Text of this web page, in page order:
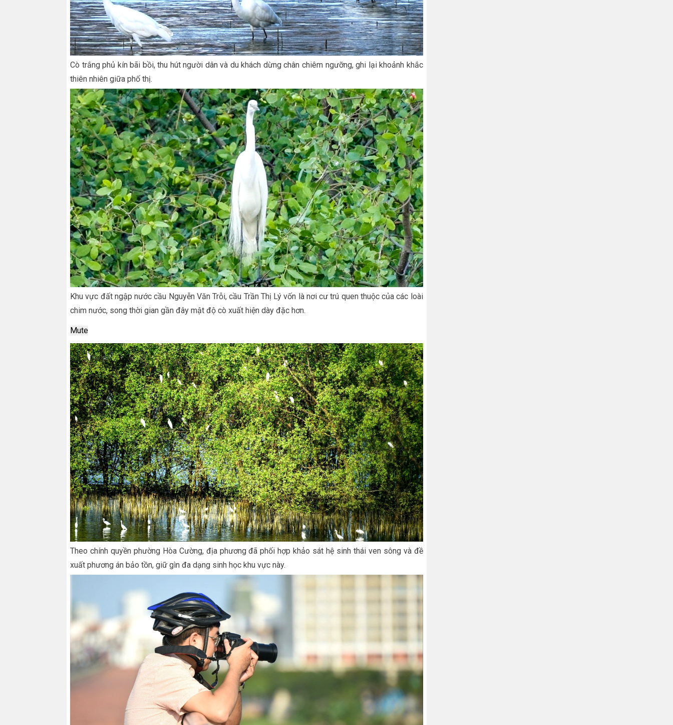
Cò trắng phủ kín bãi bồi, thu hút người dân và du khách dừng chân chiêm ngưỡng, ghi lại khoảnh khắc
thiên nhiên giữa phố thị.
Khu vực đất ngập nước cầu Nguyễn Văn Trỗi, cầu Trần Thị Lý vốn là nơi cư trú quen thuộc của các loài
chim nước, song thời gian gần đây mật độ cò xuất hiện dày đặc hơn.
Mute
Theo chính quyền phường Hòa Cường, địa phương đã phối hợp khảo sát hệ sinh thái ven sông và đề
xuất phương án bảo tồn, giữ gìn đa dạng sinh học khu vực này.